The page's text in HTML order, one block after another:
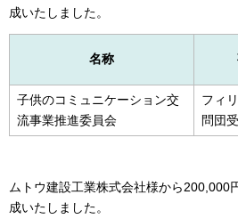
成いたしました。
名称
子供のコミュニケーション交
流事業推進委員会
フィ
問団
ムトウ建設工業株式会社様から200,000
成いたしました。